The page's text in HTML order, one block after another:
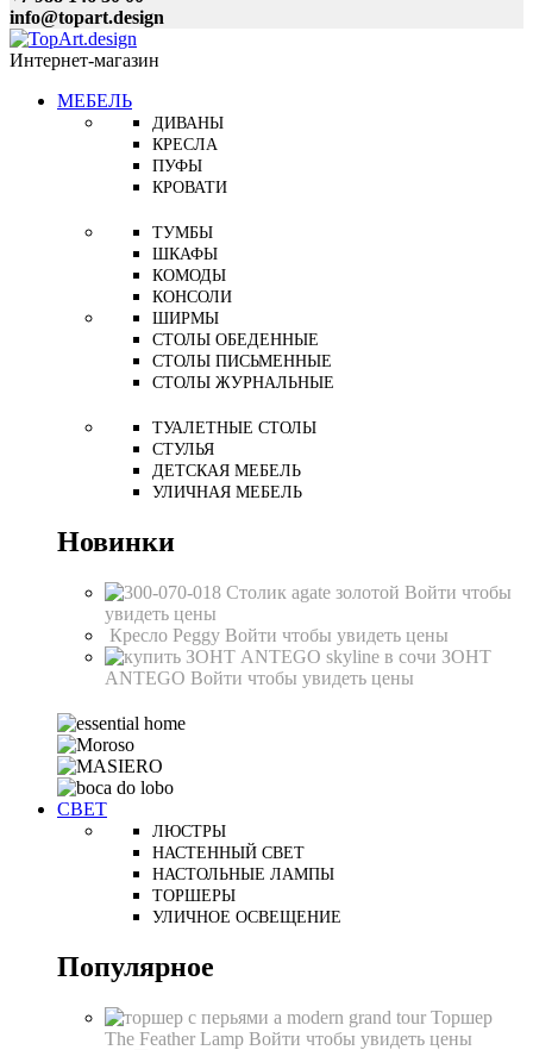
info@topart.design
Интернет-магазин
МЕБЕЛЬ
ДИВАНЫ
КРЕСЛА
ПУФЫ
КРОВАТИ
ТУМБЫ
ШКАФЫ
КОМОДЫ
КОНСОЛИ
ШИРМЫ
СТОЛЫ ОБЕДЕННЫЕ
СТОЛЫ ПИСЬМЕННЫЕ
СТОЛЫ ЖУРНАЛЬНЫЕ
ТУАЛЕТНЫЕ СТОЛЫ
СТУЛЬЯ
ДЕТСКАЯ МЕБЕЛЬ
УЛИЧНАЯ МЕБЕЛЬ
Новинки
Столик agate золотой Войти чтобы
увидеть цены
Кресло Peggy Войти чтобы увидеть цены
ЗОНТ
ANTEGO Войти чтобы увидеть цены
СВЕТ
ЛЮСТРЫ
НАСТЕННЫЙ СВЕТ
НАСТОЛЬНЫЕ ЛАМПЫ
ТОРШЕРЫ
УЛИЧНОЕ ОСВЕЩЕНИЕ
Популярное
Торшер
The Feather Lamp Войти чтобы увидеть цены